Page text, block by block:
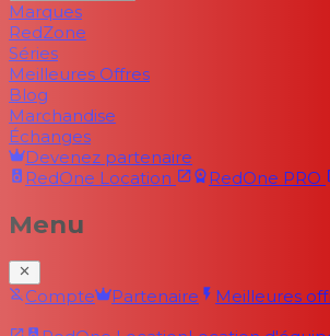
Marques
RedZone
Séries
Meilleures Offres
Blog
Marchandise
Échanges
Devenez partenaire
RedOne Location RedOne PRO
Menu
Compte Partenaire Meilleures